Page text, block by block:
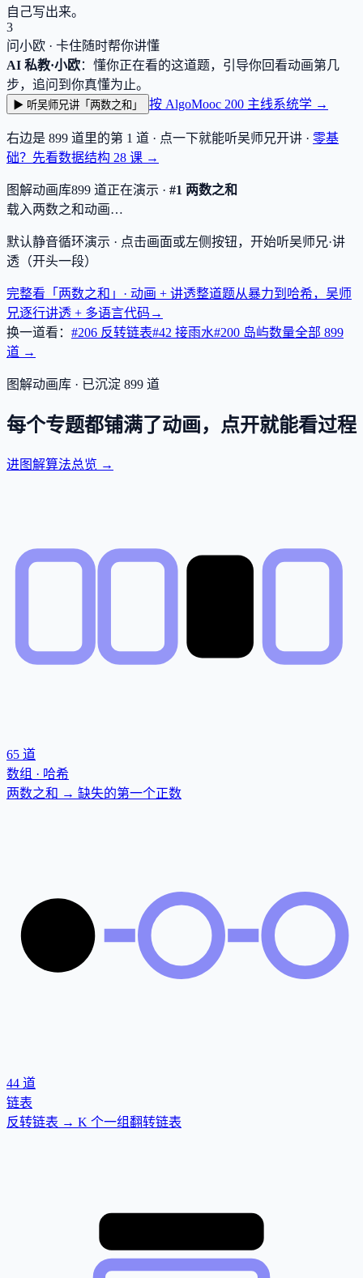
自己写出来。
3
问小欧 · 卡住随时帮你讲懂
AI 私教·小欧：懂你正在看的这道题，引导你回看动画第几
步，追问到你真懂为止。
▶ 听吴师兄讲「两数之和」 按 AlgoMooc 200 主线系统学 →
右边是 899 道里的第 1 道 · 点一下就能听吴师兄开讲 · 零基
础？先看数据结构 28 课 →
图解动画库899 道正在演示 · #1 两数之和
载入两数之和动画…
默认静音循环演示 · 点击画面或左侧按钮，开始听吴师兄·讲
透（开头一段）
完整看「两数之和」· 动画 + 讲透整道题从暴力到哈希，吴师
兄逐行讲透 + 多语言代码 →
换一道看： #206 反转链表#42 接雨水#200 岛屿数量全部 899
道 →
图解动画库 · 已沉淀 899 道
每个专题都铺满了动画，点开就能看过程
进图解算法总览 →
65 道
数组 · 哈希
两数之和 → 缺失的第一个正数
44 道
链表
反转链表 → K 个一组翻转链表